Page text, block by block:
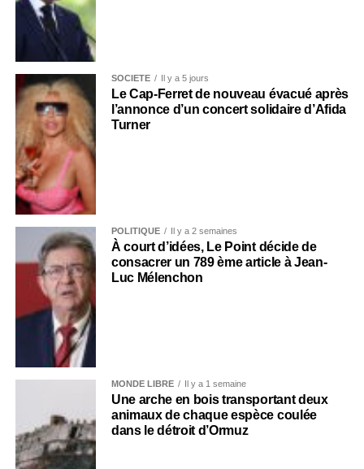
SOCIÉTÉ Il y a 5 jours
Le Cap-Ferret de nouveau évacué après
l’annonce d’un concert solidaire d’Afida
Turner
POLITIQUE Il y a 2 semaines
À court d’idées, Le Point décide de
consacrer un 789 ème article à Jean-
Luc Mélenchon
MONDE LIBRE Il y a 1 semaine
Une arche en bois transportant deux
animaux de chaque espèce coulée
dans le détroit d’Ormuz